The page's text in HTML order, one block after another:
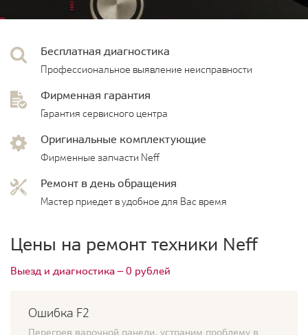
Бесплатная диагностика
Профессиональное выявление неисправности
Фирменная гарантия
Гарантия сервисного центра
Оригинальные комплектующие
Фирменные запчасти Neff
Ремонт в день обращения
Мастер приедет в удобное для Вас время
Цены на ремонт техники Neff
Выезд и диагностика — 0 рублей
Ошибка F2